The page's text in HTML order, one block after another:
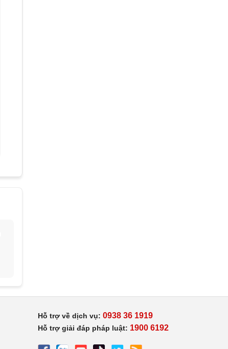
Hỗ trợ về dịch vụ: 0938 36 1919
Hỗ trợ giải đáp pháp luật: 1900 6192